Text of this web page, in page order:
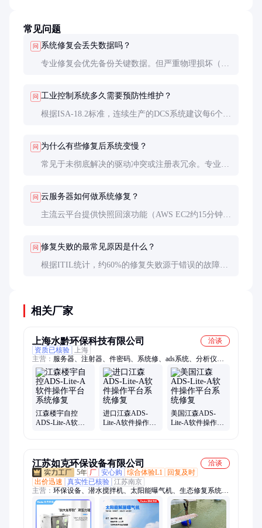
常见问题
问 系统修复会丢失数据吗？
专业修复会优先备份关键数据。但严重物理损坏（如
异地。
问 工业控制系统多久需要预防性维护？
根据ISA-18.2标准，连续生产的DCS系统建议每6个月
问 为什么有些修复后系统变慢？
常见于未彻底解决的驱动冲突或注册表冗余。专业的
问 云服务器如何做系统修复？
主流云平台提供快照回滚功能（AWS EC2约15分钟完
问 修复失败的最常见原因是什么？
根据ITIL统计，约60%的修复失败源于错误的故障定
相关厂家
上海水黔环保科技有限公司
洽谈
资质已核验
上海
主营： 服务器、注射器、件密码、系统修、ads系统、分析仪、
刷机服、监测仪、耗材包、浓度计、cod试剂、在线油、cod部
件、控制盘、软件数、检测仪、cod耗材、控制器、柱塞头、toc
部件、动物油、水中油、上位机、控制箱、toc试剂
江森楼宇自控
ADS-Lite-A软件
进口江森ADS-
Lite-A软件操作平
美国江森ADS-
Lite-A软件操作平
江苏如克环保设备有限公司
洽谈
5年 厂 安心购 综合体验L1
回复及时
出价迅速
真实性已核验 江苏南京
主营： 环保设备、潜水搅拌机、太阳能曝气机、生态修复系统、
微纳米曝气机、污水处理设备、潜水泵、刮吸泥机、穿墙搅拌
器、增氧曝气机、造流增氧机、搅拌两用机、潜水增氧机、曝气
增氧机、环流搅拌机、水下增氧机、河道增氧设备、混合搅拌设